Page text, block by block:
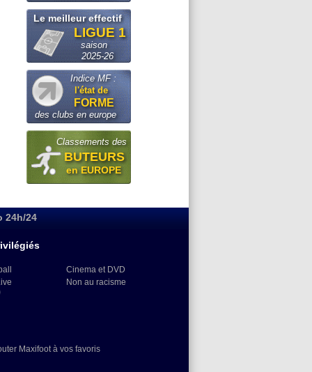
Le meilleur effectif
LIGUE 1
saison
2025-26
Indice MF :
l'état de
FORME
des clubs en europe
Classements des
BUTEURS
en EUROPE
24h/24
Cinema et DVD
Non au racisme
Maxifoot à vos favoris